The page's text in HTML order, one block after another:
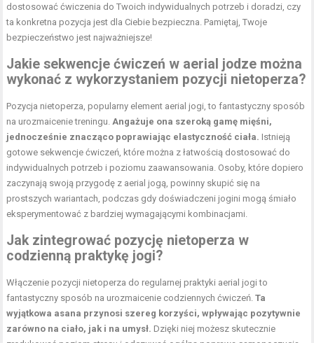
dostosować ćwiczenia do Twoich indywidualnych potrzeb i doradzi, czy
ta konkretna pozycja jest dla Ciebie bezpieczna. Pamiętaj, Twoje
bezpieczeństwo jest najważniejsze!
Jakie sekwencje ćwiczeń w aerial jodze można
wykonać z wykorzystaniem pozycji nietoperza?
Pozycja nietoperza, popularny element aerial jogi, to fantastyczny sposób
na urozmaicenie treningu. Angażuje ona szeroką gamę mięśni,
jednocześnie znacząco poprawiając elastyczność ciała. Istnieją
gotowe sekwencje ćwiczeń, które można z łatwością dostosować do
indywidualnych potrzeb i poziomu zaawansowania. Osoby, które dopiero
zaczynają swoją przygodę z aerial jogą, powinny skupić się na
prostszych wariantach, podczas gdy doświadczeni jogini mogą śmiało
eksperymentować z bardziej wymagającymi kombinacjami.
Jak zintegrować pozycję nietoperza w
codzienną praktykę jogi?
Włączenie pozycji nietoperza do regularnej praktyki aerial jogi to
fantastyczny sposób na urozmaicenie codziennych ćwiczeń.Ta
wyjątkowa asana przynosi szereg korzyści, wpływając pozytywnie
zarówno na ciało, jak i na umysł. Dzięki niej możesz skutecznie